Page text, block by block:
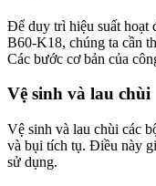
Để duy trì hiệu suất hoạt
B60-K18, chúng ta cần
Các bước cơ bản của
Vệ sinh và lau chùi
Vệ sinh và lau chùi các
và bụi tích tụ. Điều này
sử dụng.